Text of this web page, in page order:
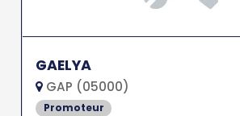
GAELYA
GAP (05000)
Promoteur